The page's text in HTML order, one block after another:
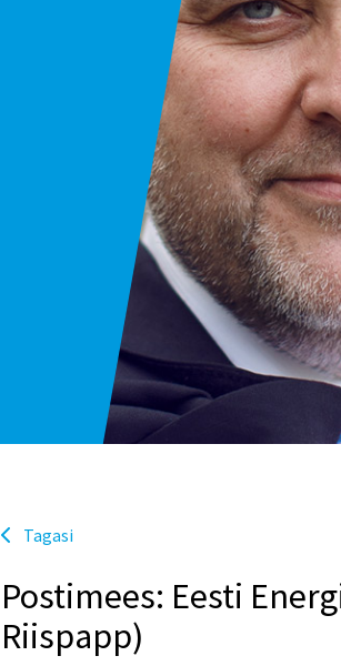
Tagasi
Postimees: Eesti
Riispapp)